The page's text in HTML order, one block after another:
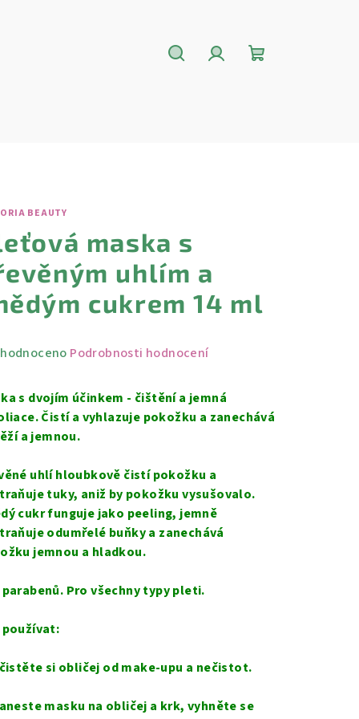
BEAUTY
maska ​​s
uhlím a
cukrem 14 ml
Podrobnosti hodnocení
s dvojím účinkem - čištění a jemná
Čistí a vyhlazuje pokožku a zanechává
a jemnou.
uhlí hloubkově čistí pokožku a
tuky, aniž by pokožku vysušovalo.
cukr funguje jako peeling, jemně
odumřelé buňky a zanechává
jemnou a hladkou.
parabenů. Pro všechny typy pleti.
si obličej od make-upu a nečistot.
masku na obličej a krk, vyhněte se